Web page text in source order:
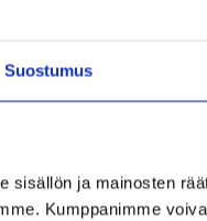
Suostumus
sisällön ja mainosten
Kumppanimme